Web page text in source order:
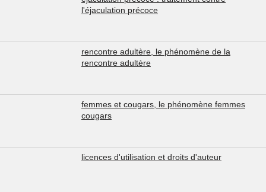
l'éjaculation précoce
rencontre adultère, le phénomène de la
rencontre adultère
femmes et cougars, le phénomène femmes
cougars
licences d'utilisation et droits d'auteur